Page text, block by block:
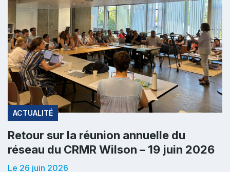
ACTUALITÉ
Retour sur la réunion annuelle du
réseau du CRMR Wilson – 19 juin 2026
Le 26 juin 2026